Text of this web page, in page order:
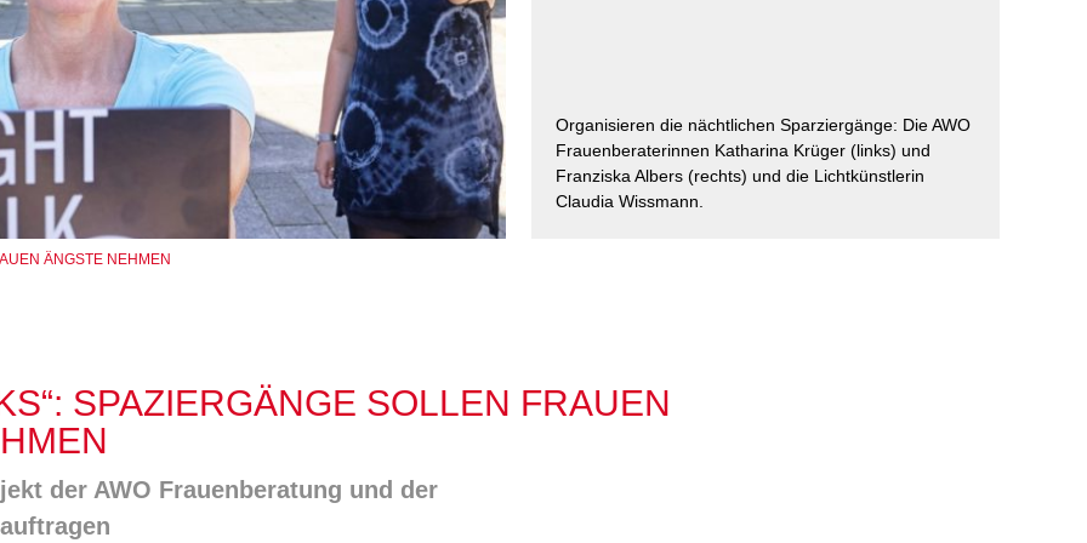
in
Lehrte,
Uetze
für Frauen bei
Gewalt
in der
Hannover
und
Integrationskurse
Berufssprachkurse
Kommunikation und
Teilhabe
Wohnen & Pflege
Information & Hilfe
Stromsparcheck
Familie
Jugendliche
Organisieren die nächtlichen Sparziergänge: Die AWO
Frauenberaterinnen Katharina Krüger (links) und
Franziska Albers (rechts) und die Lichtkünstlerin
Claudia Wissmann.
ÄNGSTE NEHMEN
SPAZIERGÄNGE SOLLEN FRAUEN
der AWO Frauenberatung und der